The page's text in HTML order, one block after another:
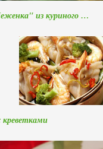
из куриного …